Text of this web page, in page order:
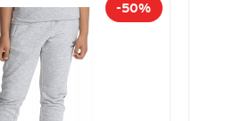
-50%